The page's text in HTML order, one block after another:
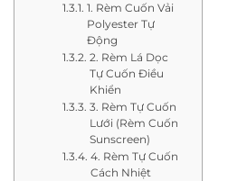
1. Rèm Cuốn Vải
Polyester Tự
Động
2. Rèm Lá Dọc
Tự Cuốn Điều
Khiển
3. Rèm Tự Cuốn
Lưới (Rèm Cuốn
Sunscreen)
4. Rèm Tự Cuốn
Cách Nhiệt